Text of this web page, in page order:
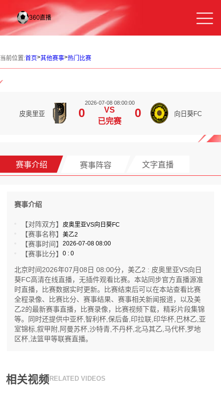
当前位置:首页>其他赛事>热门比赛
皮奥里亚 0
2026-07-08 08:00:00
VS
已完赛
0 向日葵FC
赛事介绍 赛事阵容 文字直播
赛事介绍
【对阵双方】 皮奥里亚VS向日葵FC
【赛事名称】美乙2
【赛事时间】2026-07-08 08:00
【赛事比分】0 : 0
北京时间2026年07月08日 08:00分，美乙2 : 皮奥里亚VS向日
葵FC高清在线直播，无插件观看比赛。本站同步官方直播源准
时直播，比赛数据实时更新。比赛结束后可以在本站查看比赛
全程录像、比赛比分、赛事结果、赛事相关新闻报道，以及美
乙2的最新赛事直播，比赛录像，比赛视频下载，精彩片段集锦
等。同时还提供中亚杯,智利杯,保后备,印拉联,印华杯,巴林乙,亚
室锦标,叙甲附,阿曼苏杯,沙特青,不丹杯,北马其乙,马代杯,罗地
区杯,法篮甲等联赛直播。
相关视频 RELATED VIDEOS